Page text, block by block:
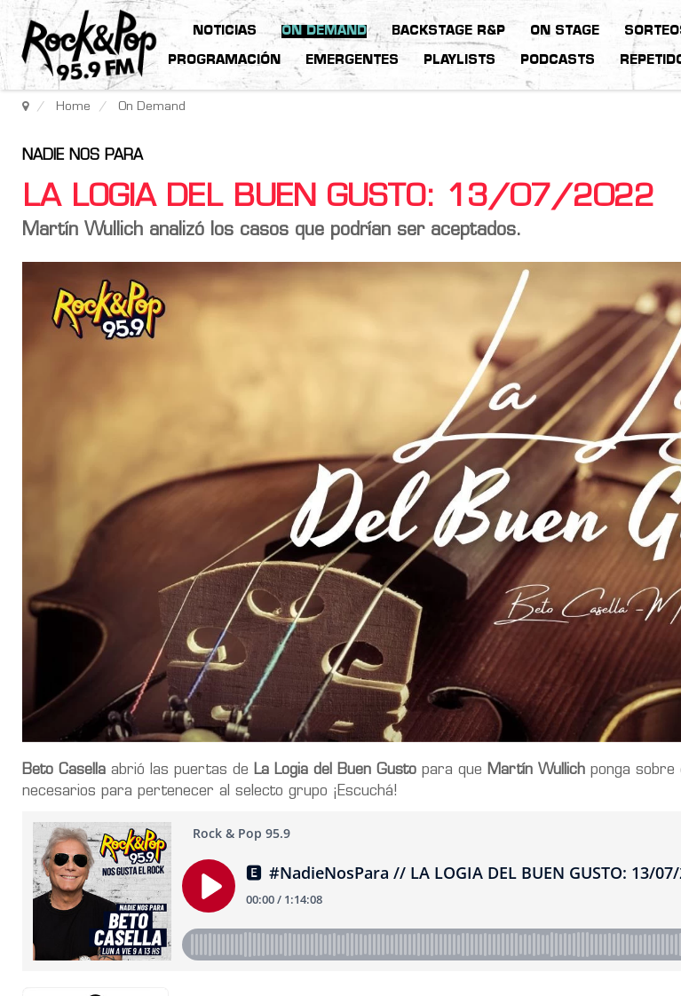
NOTICIAS ON DEMAND BACKSTAGE R&P ON STAGE
PROGRAMACIÓN EMERGENTES PLAYLISTS PODCASTS
Home On Demand
NADIE NOS PARA
LA LOGIA DEL BUEN GUSTO: 13/07/2022
Martín Wullich analizó los casos que podrían ser aceptados.
Beto Casella abrió las puertas de La Logia del Buen Gusto para que Martín Wullich ponga sobre
necesarios para pertenecer al selecto grupo ¡Escuchá!